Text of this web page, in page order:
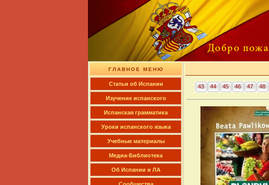
ГЛАВНОЕ МЕНЮ
Cтатьи об Испании
Изучение испанского
Испанская грамматика
Уроки испанского языка
Учебные материалы
Медиа-Библиотека
Об Испании и ЛА
43 44 45 46 47 48